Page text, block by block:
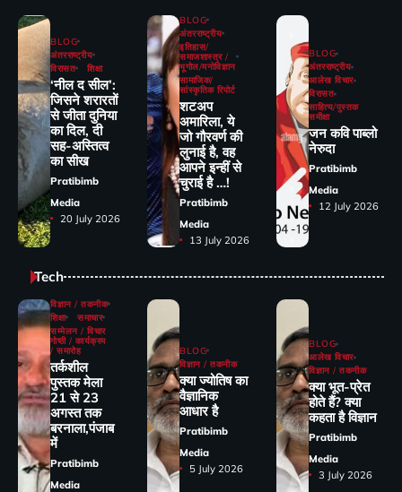
BLOG
अंतरराष्ट्रीय
विरासत
शिक्षा
‘नील द सील’:
जिसने शरारतों
से जीता दुनिया
का दिल, दी
सह-अस्तित्व
का सीख
Pratibimb
Media
20 July 2026
BLOG
अंतरराष्ट्रीय
इतिहास/
समाजशास्त्र /
भूगोल/मनोविज्ञान
सामाजिक/
सांस्कृतिक रिपोर्ट
शटअप
अमारिला, ये
जो गौरवर्ण की
लुनाई है, वह
आपने इन्हीं से
चुराई है …!
Pratibimb
Media
13 July 2026
BLOG
अंतरराष्ट्रीय
आलेख विचार
विरासत
साहित्य/पुस्तक
समीक्षा
जन कवि पाब्लो
नेरुदा
Pratibimb
Media
12 July 2026
Tech
विज्ञान / तकनीक
शिक्षा
समाचार
सम्मेलन / विचार
गोष्ठी / कार्यक्रम
/ समारोह
तर्कशील
पुस्तक मेला
21 से 23
अगस्त तक
बरनाला,पंजाब
में
Pratibimb
Media
BLOG
विज्ञान / तकनीक
क्या ज्योतिष का
वैज्ञानिक
आधार है
Pratibimb
Media
5 July 2026
BLOG
आलेख विचार
विज्ञान / तकनीक
क्या भूत-प्रेत
होते हैं? क्या
कहता है विज्ञान
Pratibimb
Media
3 July 2026